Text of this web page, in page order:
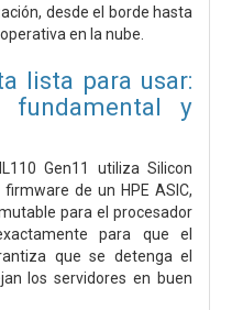
desde el borde hasta
en la nube.
lista para usar:
fundamental y
Gen11 utiliza Silicon
de un HPE ASIC,
para el procesador
para que el
que se detenga el
los servidores en buen